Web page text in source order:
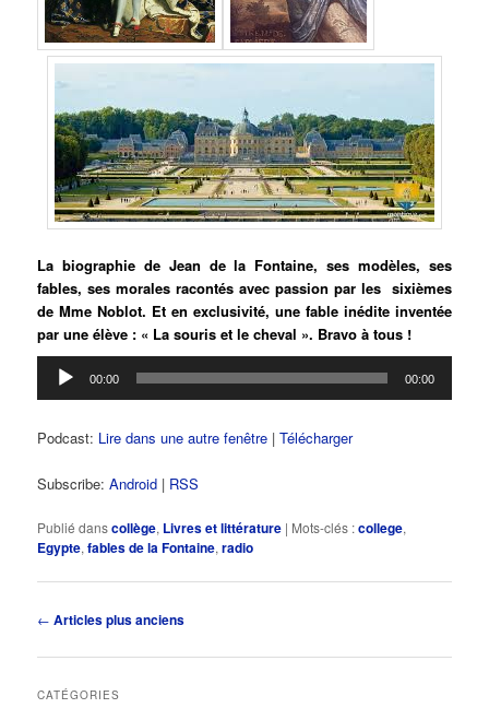
La biographie de Jean de la Fontaine, ses modèles, ses
fables, ses morales racontés avec passion par les sixièmes
de Mme Noblot. Et en exclusivité, une fable inédite inventée
par une élève : « La souris et le cheval ». Bravo à tous !
Lecteur
audio
00:00 00:00
Podcast: Lire dans une autre fenêtre |Télécharger
Subscribe:Android | RSS
Publié danscollège, Livres et littérature | Mots-clés :college,
Egypte,fables de la Fontaine,radio
Navigation
articles
← Articles plus anciens
CATÉGORIES